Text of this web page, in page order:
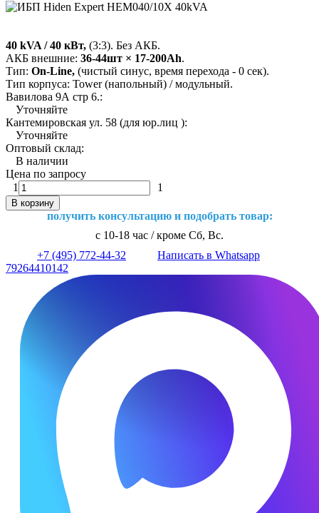
40 kVA / 40 кВт, (3:3). Без АКБ.
АКБ внешние: 36-44шт × 17-200Ah.
Тип: On-Line, (чистый синус, время перехода - 0 сек).
Тип корпуса: Tower (напольный) / модульный.
Вавилова 9А стр 6.:
Уточняйте
Кантемировская ул. 58 (для юр.лиц ):
Уточняйте
Оптовый склад:
В наличии
Цена по запросу
1
1
В корзину
получить консультацию и подобрать товар:
с 10-18 час / кроме Сб, Вс.
+7 (495) 772-44-32
Написать в Whatsapp
79264410142